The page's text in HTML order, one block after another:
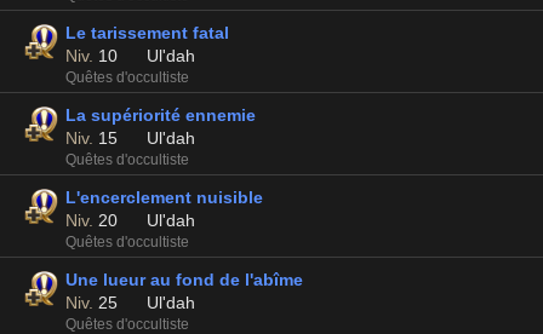
Le tarissement fatal
Niv. 10 Ul'dah
Quêtes d'occultiste
La supériorité ennemie
Niv. 15 Ul'dah
Quêtes d'occultiste
L'encerclement nuisible
Niv. 20 Ul'dah
Quêtes d'occultiste
Une lueur au fond de l'abîme
Niv. 25 Ul'dah
Quêtes d'occultiste